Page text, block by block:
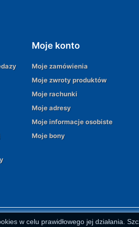
Moje konto
Moje zamówienia
Moje zwroty produktów
Moje rachunki
Moje adresy
Moje informacje osobiste
Moje bony
w celu prawidłowego jej działania.